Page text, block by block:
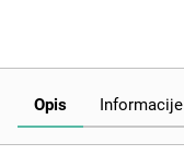
Opis Informacije